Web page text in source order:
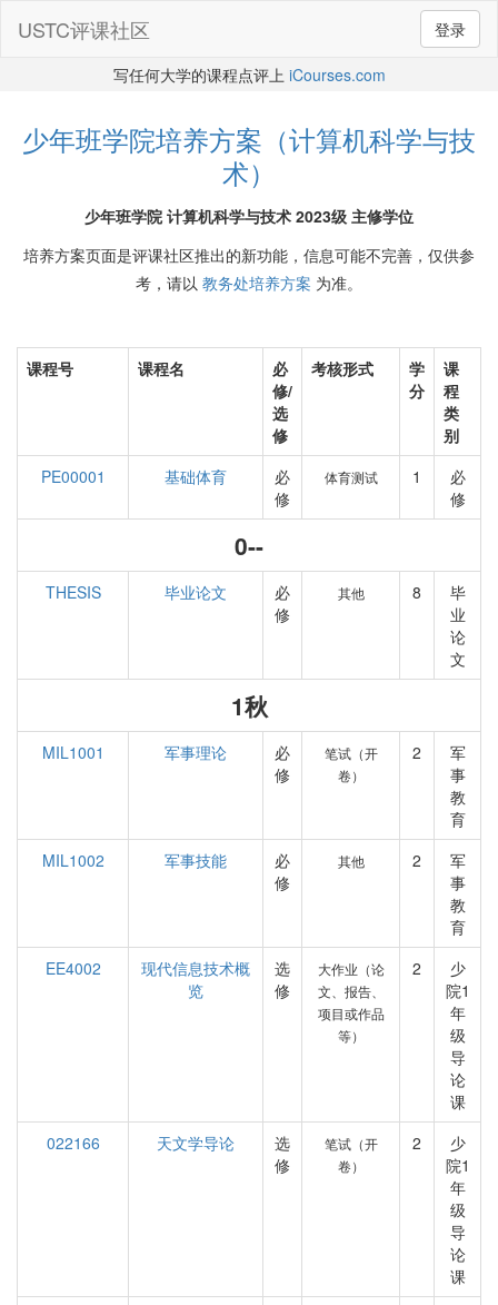
登录
USTC评课社区
写任何大学的课程点评上 iCourses.com
少年班学院培养方案（计算机科学与技
术）
少年班学院 计算机科学与技术 2023级 主修学位
培养方案页面是评课社区推出的新功能，信息可能不完善，仅供参
考，请以 教务处培养方案 为准。
课程号 课程名
必
修/
选
修
考核形式
学
分
课
程
类
别
PE00001
基础体育
必
修
体育测试 1
必
修
0--
THESIS 毕业论文
必
修
其他 8
毕
业
论
文
1秋
MIL1001 军事理论
必
修
笔试（开
卷）
2
军
事
教
育
MIL1002
军事技能
必
修
其他 2
军
事
教
育
EE4002
现代信息技术概
览
选
修
大作业（论
文、报告、
项目或作品
等）
2
少
院1
年
级
导
论
课
022166
天文学导论
选
修
笔试（开
卷）
2
少
院1
年
级
导
论
课